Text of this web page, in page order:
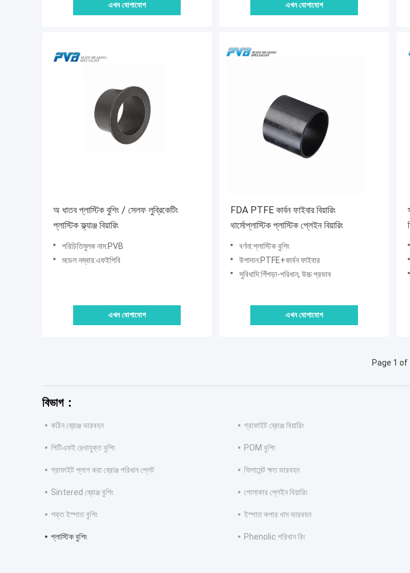
এখন যোগাযোগ এখন যোগাযোগ
অ ধাতব প্লাস্টিক বুশিং / সেলফ লুব্রিকেটিং
প্লাস্টিক ফ্ল্যাঞ্জ বিয়ারিং
পরিচিতিমুলক নাম:PVB
মডেল নম্বার:এফইপিবি
এখন যোগাযোগ
FDA PTFE কার্বন ফাইবার বিয়ারিং
থার্মোপ্লাস্টিক প্লাস্টিক প্লেইন বিয়ারিং
বর্ণনা:প্লাস্টিক বুশিং
উপাদান:PTFE+কার্বন ফাইবার
সুবিধাদি:পিঁপড়া-পরিধান, উচ্চ প্রভাব
এখন যোগাযোগ
Page 1 of
বিভাগ：
কঠিন ব্রোঞ্জ ভারবহন গ্রাফাইট ব্রোঞ্জ বিয়ারিং
পিটিএফই রেখাযুক্ত বুশিং POM বুশিং
গ্রাফাইট প্লাগ করা ব্রোঞ্জ পরিধান প্লেট ফিলামেন্ট ক্ষত ভারবহন
Sintered ব্রোঞ্জ বুশিং গোলাকার প্লেইন বিয়ারিং
শক্ত ইস্পাত বুশিং ইস্পাত কপার খাদ ভারবহন
প্লাস্টিক বুশিং Phenolic পরিধান রিং